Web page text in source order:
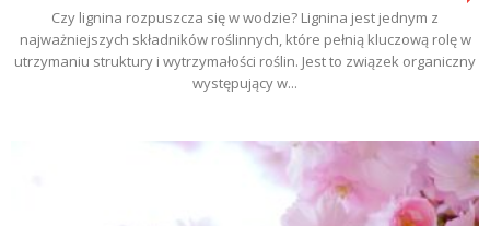
Czy lignina rozpuszcza się w wodzie? Lignina jest jednym z
najważniejszych składników roślinnych, które pełnią kluczową rolę w
utrzymaniu struktury i wytrzymałości roślin. Jest to związek organiczny
występujący w...